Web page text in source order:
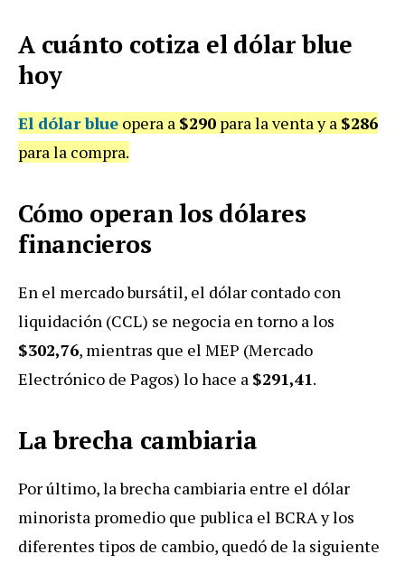
A cuánto cotiza el dólar blue
hoy
El dólar blue opera a $290 para la venta y a $286
para la compra.
Cómo operan los dólares
financieros
En el mercado bursátil, el dólar contado con
liquidación (CCL) se negocia en torno a los
$302,76, mientras que el MEP (Mercado
Electrónico de Pagos) lo hace a $291,41.
La brecha cambiaria
Por último, la brecha cambiaria entre el dólar
minorista promedio que publica el BCRA y los
diferentes tipos de cambio, quedó de la siguiente